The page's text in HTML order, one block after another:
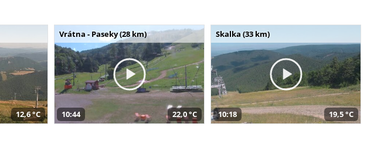
12,6 °C
Vrátna - Paseky (28 km)
10:44 22,0 °C
Skalka (33 km)
10:18 19,5 °C